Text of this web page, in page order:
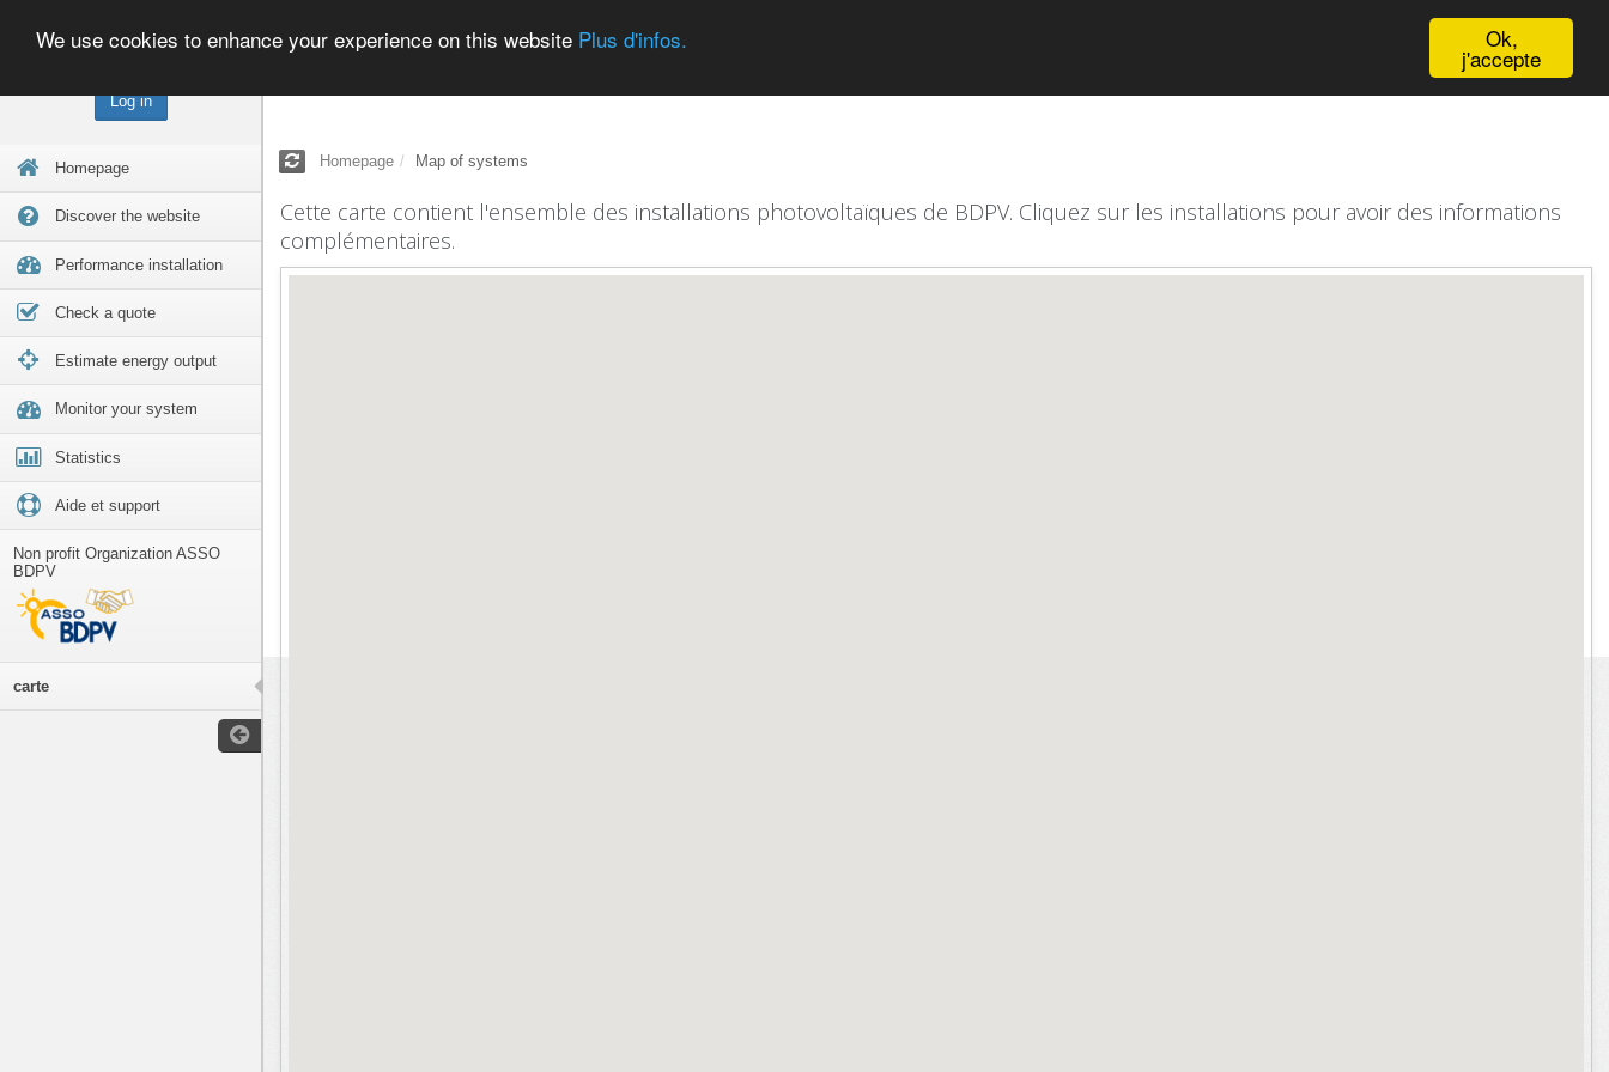
Log in
Homepage
Discover the website
Performance installation
Check a quote
Estimate energy output
Monitor your system
Statistics
Aide et support
Non profit Organization ASSO
BDPV
carte
Ok,
j'accepte
We use cookies to enhance your experience on this website Plus d'infos.
Homepage Map of systems
Cette carte contient l'ensemble des installations photovoltaïques de BDPV. Cliquez sur les installations pour avoir des informations
complémentaires.